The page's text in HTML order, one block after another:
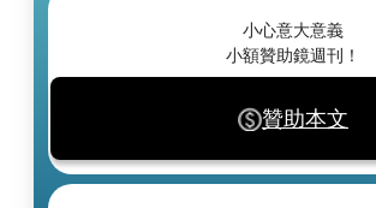
小心意大意義
小額贊助鏡週刊！
贊助本文